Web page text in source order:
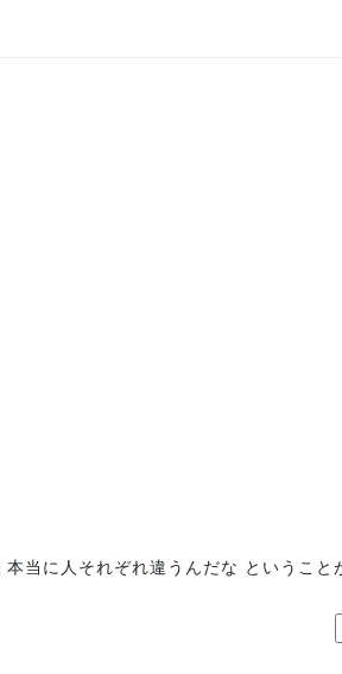
当に人それぞれ違うんだな ということ